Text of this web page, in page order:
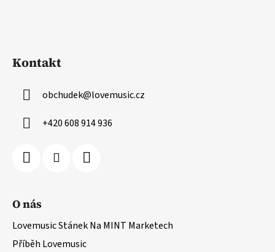
Kontakt
obchudek@lovemusic.cz
+420 608 914 936
O nás
Lovemusic Stánek Na MINT Marketech
Příběh Lovemusic